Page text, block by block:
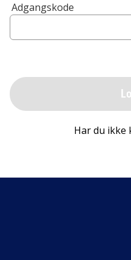
Adgangskode
Har du ikke